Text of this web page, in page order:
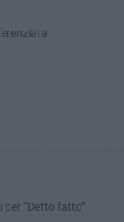
“Detto fatto”